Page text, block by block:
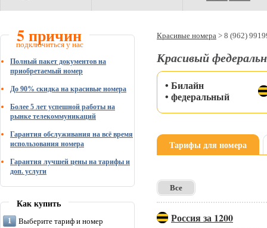
5 причин
подключиться у нас
Полный пакет документов на
приобретаемый номер
До 90% скидка на красивые номера
Более 5 лет успешной работы на
рынке телекоммуникаций
Гарантия обслуживания на всё время
использования номера
Гарантия лучшей цены на тарифы и
доп. услуги
Как купить
Выберите тариф и номер
Красивые номера > 8 (962)
Красивый
• Билайн
• федеральный
Тарифы для номера
Все
Россия за 1200